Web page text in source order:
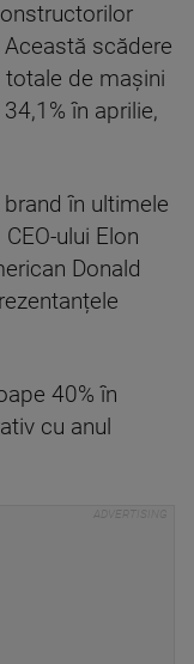
scădere
totale de mașini
în aprilie,
în ultimele
ului Elon
Donald
40% în
cu anul